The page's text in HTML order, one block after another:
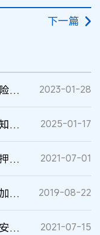
下一篇
首批知识产权质押融资及保险典型案例发布 2023-01-28
国知局等三部门发布第二批知识产权质押融资典型案例 2025-01-17
三部门联合开展知识产权质押融资入园惠企行动 2021-07-01
三部门联手出实招，进一步加强知识产权质押融资工作 2019-08-22
三部门联合发布《网络产品安全漏洞管理规定》 2021-07-15